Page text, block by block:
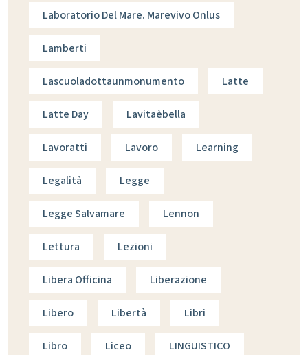
Laboratorio Del Mare. Marevivo Onlus
Lamberti
Lascuoladottaunmonumento Latte
Latte Day Lavitaèbella
Lavoratti Lavoro Learning
Legalità Legge
Legge Salvamare Lennon
Lettura Lezioni
Libera Officina Liberazione
Libero Libertà Libri
Libro Liceo LINGUISTICO